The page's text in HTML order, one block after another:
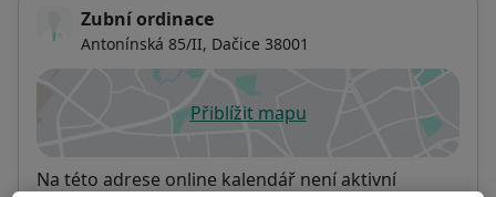
Zubní ordinace
Antonínská 85/II, Dačice 38001
Přiblížit mapuse otevře v nové záložce
Dostupnost
Na této adrese online kalendář není aktivní